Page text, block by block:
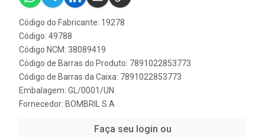
Código do Fabricante: 19278
Código: 49788
Código NCM: 38089419
Código de Barras do Produto: 7891022853773
Código de Barras da Caixa: 7891022853773
Embalagem: GL/0001/UN
Fornecedor: BOMBRIL S.A
Faça seu login ou